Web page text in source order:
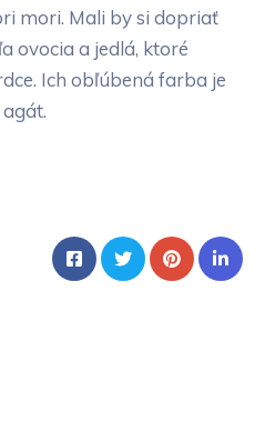
mori. Mali by si dopriať
ovocia a jedlá, ktoré
Ich obľúbená farba je